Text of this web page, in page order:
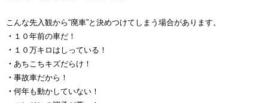
こんな先入観から“廃車”と決めつけてしまう場合があります。
・ １０年前の車だ！
・ １０万キロはしっている！
・ あちこちキズだらけ！
・ 事故車だから！
・ 何年も動かしていない！